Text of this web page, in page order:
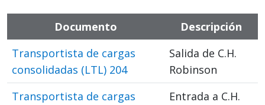
Documento
Descripción
Transportista de cargas
consolidadas (LTL) 204
Salida de C.H.
Robinson
Transportista de cargas
Entrada a C.H.